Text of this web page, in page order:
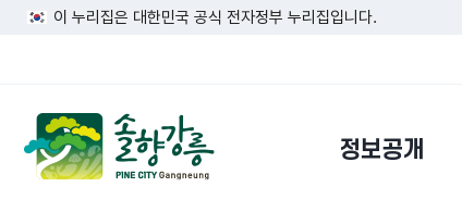
이 누리집은 대한민국 공식 전자정부 누리집입니다.
정보공개